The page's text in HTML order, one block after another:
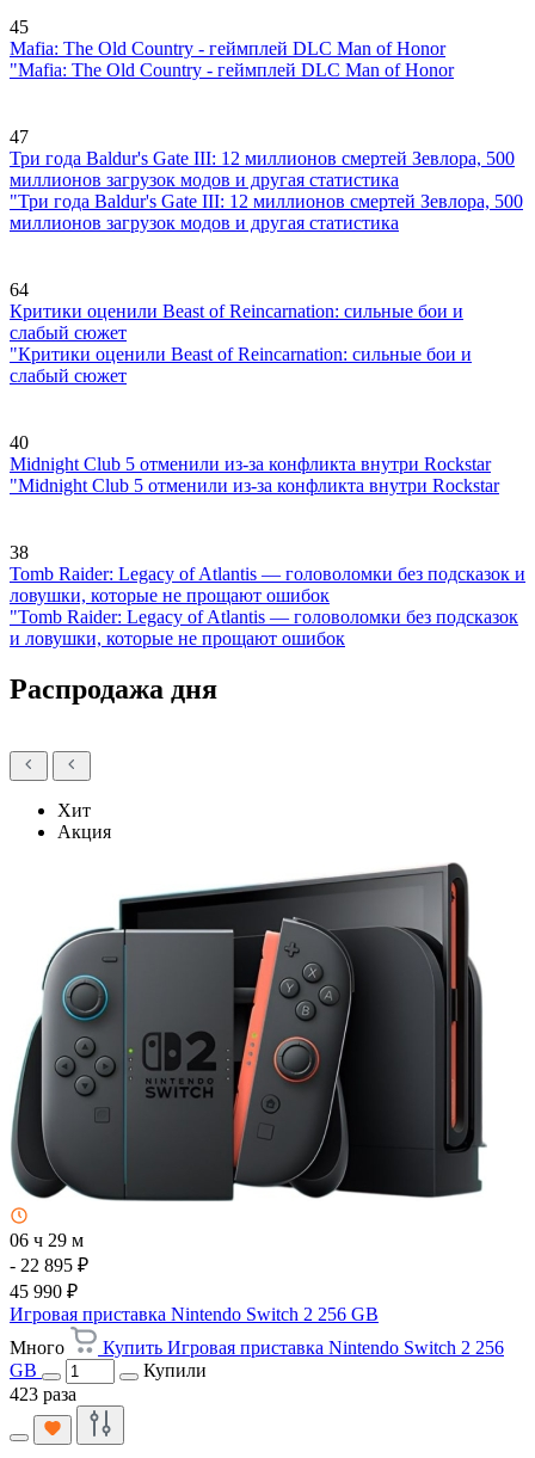
45
Mafia: The Old Country - геймплей DLC Man of Honor
"Mafia: The Old Country - геймплей DLC Man of Honor
47
Три года Baldur's Gate III: 12 миллионов смертей Зевлора, 500
миллионов загрузок модов и другая статистика
"Три года Baldur's Gate III: 12 миллионов смертей Зевлора, 500
миллионов загрузок модов и другая статистика
64
Критики оценили Beast of Reincarnation: сильные бои и
слабый сюжет
"Критики оценили Beast of Reincarnation: сильные бои и
слабый сюжет
40
Midnight Club 5 отменили из-за конфликта внутри Rockstar
"Midnight Club 5 отменили из-за конфликта внутри Rockstar
38
Tomb Raider: Legacy of Atlantis — головоломки без подсказок и
ловушки, которые не прощают ошибок
"Tomb Raider: Legacy of Atlantis — головоломки без подсказок
и ловушки, которые не прощают ошибок
Распродажа дня
Хит
Акция
06 ч 29 м
- 22 895 ₽
45 990 ₽
Игровая приставка Nintendo Switch 2 256 GB
Много
Купить Игровая приставка Nintendo Switch 2 256
GB
Купили
423 раза